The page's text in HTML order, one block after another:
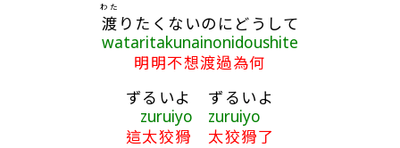
渡
わた
りたくないのにどうして
wataritakunainonidoushite
明明不想渡過為何
ずるいよ ずるいよ
zuruiyo zuruiyo
這太狡猾 太狡猾了